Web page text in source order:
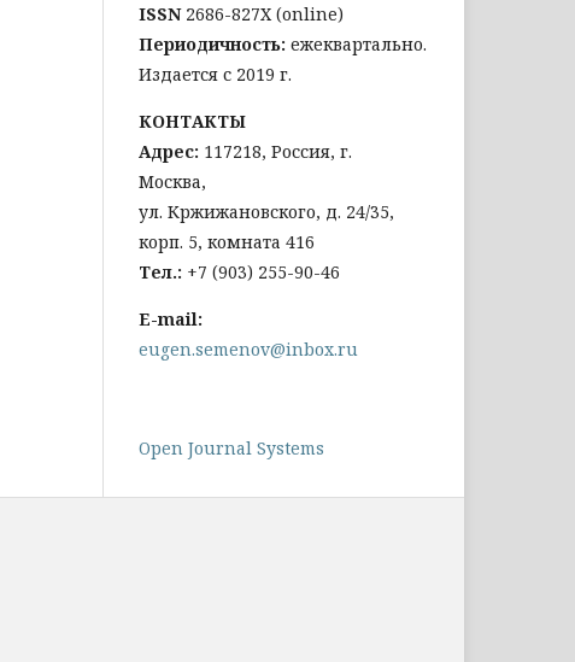
ISSN 2686-827X (online)
Периодичность: ежеквартально.
Издается с 2019 г.
КОНТАКТЫ
Адрес: 117218, Россия, г.
Москва,
ул. Кржижановского, д. 24/35,
корп. 5, комната 416
Тел.: +7 (903) 255-90-46
E-mail:
eugen.semenov@inbox.ru
Open Journal Systems